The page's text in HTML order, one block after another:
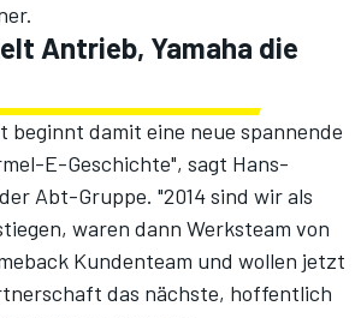
Antrieb, Yamaha die
beginnt damit eine neue spannende
E-Geschichte", sagt Hans-
Abt-Gruppe. "2014 sind wir als
waren dann Werksteam von
Kundenteam und wollen jetzt
das nächste, hoffentlich